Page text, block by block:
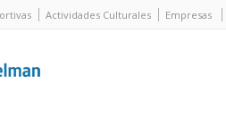
Actividades Culturales Empresas